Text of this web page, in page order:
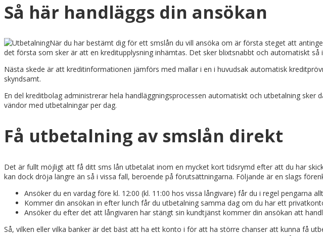
Så här handläggs din ansökan
När du har bestämt dig för ett smslån du vill ansöka om är första steget att
det första som sker är att en kreditupplysning inhämtas. Det sker blixtsnabbt och automatiskt så
Nästa skede är att kreditinformationen jämförs med mallar i en i huvudsak automatisk
skyndsamt.
En del kreditbolag administrerar hela handläggningsprocessen automatiskt och utbetalning
vändor med utbetalningar per dag.
Få utbetalning av smslån direkt
Det är fullt möjligt att få ditt sms lån utbetalat inom en mycket kort tidsrymd efter att du har
kan dock dröja längre än så i vissa fall, beroende på förutsättningarna. Följande är en slags
Ansöker du en vardag före kl. 12:00 (kl. 11:00 hos vissa långivare) får du i regel pengarna
Kommer din ansökan in efter lunch får du utbetalning samma dag om du har ett
Ansöker du efter det att långivaren har stängt sin kundtjänst kommer din ansökan att
Så, vilken eller vilka banker är det bäst att ha ett konto i för att ha större chanser att kunna få